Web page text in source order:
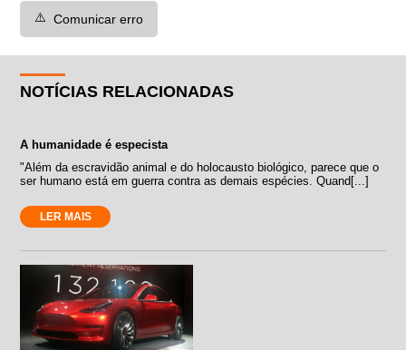
⚠️ Comunicar erro
NOTÍCIAS RELACIONADAS
A humanidade é especista
"Além da escravidão animal e do holocausto biológico, parece que o
ser humano está em guerra contra as demais espécies. Quand[...]
LER MAIS